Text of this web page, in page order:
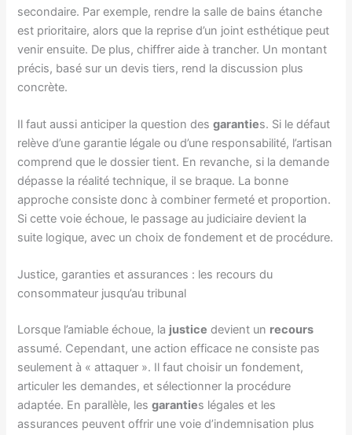
secondaire. Par exemple, rendre la salle de bains étanche
est prioritaire, alors que la reprise d’un joint esthétique peut
venir ensuite. De plus, chiffrer aide à trancher. Un montant
précis, basé sur un devis tiers, rend la discussion plus
concrète.
Il faut aussi anticiper la question desgaranties. Si le défaut
relève d’une garantie légale ou d’une responsabilité, l’artisan
comprend que le dossier tient. En revanche, si la demande
dépasse la réalité technique, il se braque. La bonne
approche consiste donc à combiner fermeté et proportion.
Si cette voie échoue, le passage au judiciaire devient la
suite logique, avec un choix de fondement et de procédure.
Justice, garanties et assurances : les recours du
consommateur jusqu’au tribunal
Lorsque l’amiable échoue, la justice devient un recours
assumé. Cependant, une action efficace ne consiste pas
seulement à « attaquer ». Il faut choisir un fondement,
articuler les demandes, et sélectionner la procédure
adaptée. En parallèle, lesgaranties légales et les
assurances peuvent offrir une voie d’indemnisation plus